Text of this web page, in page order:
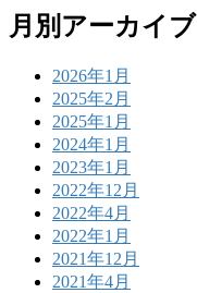
月別アーカイブ
2026年1月
2025年2月
2025年1月
2024年1月
2023年1月
2022年12月
2022年4月
2022年1月
2021年12月
2021年4月